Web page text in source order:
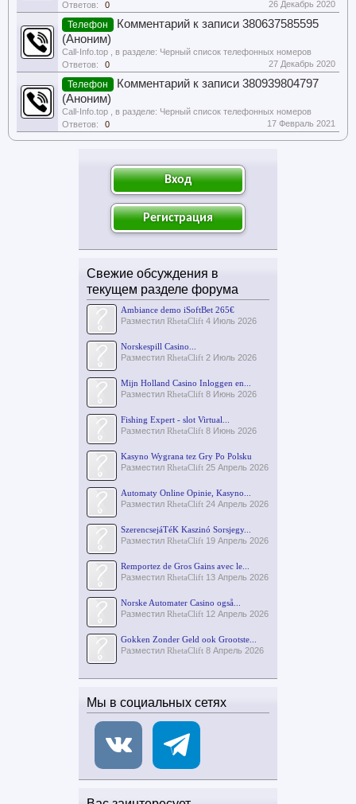
Ответов:
0 26 Декабрь 2020
Телефон
Комментарий к записи 380637585595
(Аноним)
Call-Info.top , в разделе: Черный список телефонных номеров
Ответов:
0 27 Декабрь 2020
Телефон
Комментарий к записи 380939804797
(Аноним)
Call-Info.top , в разделе: Черный список телефонных номеров
Ответов:
0 17 Февраль 2021
Вход
Регистрация
Свежие обсуждения в
текущем разделе форума
Ambiance demo iSoftBet 265€
Разместил RhetaClift 4 Июль 2026
Norskespill Casino...
Разместил RhetaClift 2 Июль 2026
Mijn Holland Casino Inloggen en...
Разместил RhetaClift 8 Июнь 2026
Fishing Expert - slot Virtual...
Разместил RhetaClift 8 Июнь 2026
Kasyno Wygrana tez Gry Po Polsku
Разместил RhetaClift 25 Апрель 2026
Automaty Online Opinie, Kasyno...
Разместил RhetaClift 24 Апрель 2026
SzerencsejáTéK Kaszinó Sorsjegy...
Разместил RhetaClift 19 Апрель 2026
Remportez de Gros Gains avec le...
Разместил RhetaClift 13 Апрель 2026
Norske Automater Casino også...
Разместил RhetaClift 12 Апрель 2026
Gokken Zonder Geld ook Grootste...
Разместил RhetaClift 8 Апрель 2026
Мы в социальных сетях